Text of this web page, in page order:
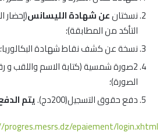
نسختانعن شهادة الليسانس(إحضار
التأكد من المطابقة)؛
نسخة عن كشف نقاط شهادة البكالوريا؛
2صورة شمسية (كتابة الاسم واللقب و
الصورة)؛
دفع حقوق التسجيل(200دج).
يتم
epaiement/login.xhtml